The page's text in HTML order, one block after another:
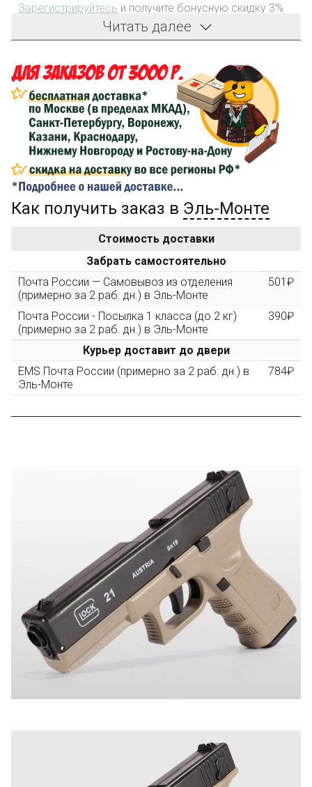
Зарегистрируйтесь и получите бонусную скидку 3%
на первый заказ!
затрат на доставку
Сделайте заказ на сумму не менее 3 000₽, оплатите
его на карту Сбербанка и получите 150₽ на
компенсацию доставки.
...на следующий заказ
Золотая скидка
персональная
10%
3000 рублей, Вы получите постоянную скидку на все
повторные заказы - 10%
Скидка за обзор
(фото сборки) до 10%
Пришлите фото поэтапной сборки купленного
конструктора и получите дополнительную скидку
10% при покупке следующего набора (не дороже 10
Оставьте отзыв (не менее 50 символов) о товаре на
нашем сайте и получите купон на скидку 50₽ за
текстовый отзыв или 100₽ за отзыв с фото.
Скидка за отзыв
на Яндекс.Маркете 150₽
Оставьте отзыв (не менее 50 символов) о товаре
через системуЯндекс.Маркетс обязательным
указанием номера и даты заказа в нашем магазине
и получите купон на скидку 150₽
...уже сейчас
Подробные условия всех акций и бонусов...
Читать далее
Как получить заказ в Эль-Монте
Стоимость доставки
Забрать самостоятельно
Почта России — Самовывоз из отделения
(примерно за 2 раб. дн.) в Эль-Монте
501₽
Почта России - Посылка 1 класса (до 2 кг)
(примерно за 2 раб. дн.) в Эль-Монте
390₽
Курьер доставит до двери
EMS Почта России (примерно за 2 раб. дн.) в
Эль-Монте
784₽